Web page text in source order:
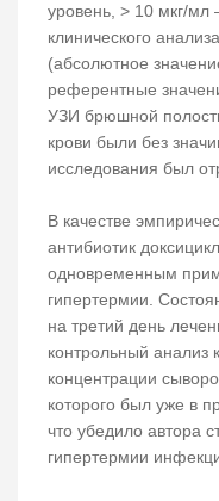
уровень, > 10 мкг/мл
клинического
(абсолютное
референтные
УЗИ брюшной
крови были без
исследования был
В качестве
антибиотик
одновременным
гипертермии.
на третий день
контрольный анализ
концентрации
которого был уже в
что убедило автора
гипертермии